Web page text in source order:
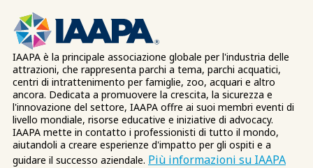
IAAPA è la principale associazione globale per l'industria delle
attrazioni, che rappresenta parchi a tema, parchi acquatici,
centri di intrattenimento per famiglie, zoo, acquari e altro
ancora. Dedicata a promuovere la crescita, la sicurezza e
l'innovazione del settore, IAAPA offre ai suoi membri eventi di
livello mondiale, risorse educative e iniziative di advocacy.
IAAPA mette in contatto i professionisti di tutto il mondo,
aiutandoli a creare esperienze d'impatto per gli ospiti e a
guidare il successo aziendale. Più informazioni su IAAPA